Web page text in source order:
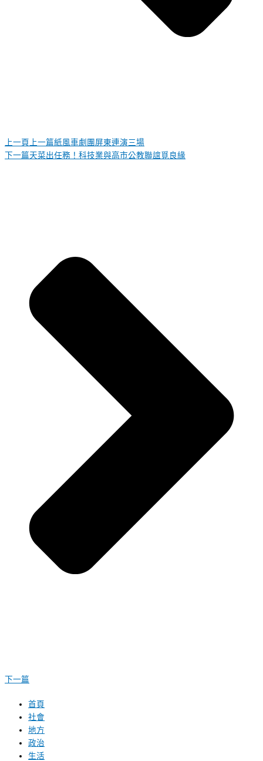
上一頁 上一篇紙風車劇團屏東連演三場
下一篇天菜出任務！科技業與高市公教聯誼覓良緣
下一篇
首頁
社會
地方
政治
生活